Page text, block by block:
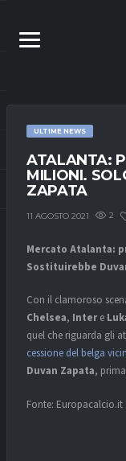
ULTIME NEWS
ATALANTA:
MILIONI.
ZAPATA
11 AGOSTO 2021 2
Mercato Atalanta:
Sostituirebbe
Con il clamoroso
Chelsea, Intere
quel che riguarda gli
cessione del belga
Duvan Zapata,
Fonte: Europacalcio.it